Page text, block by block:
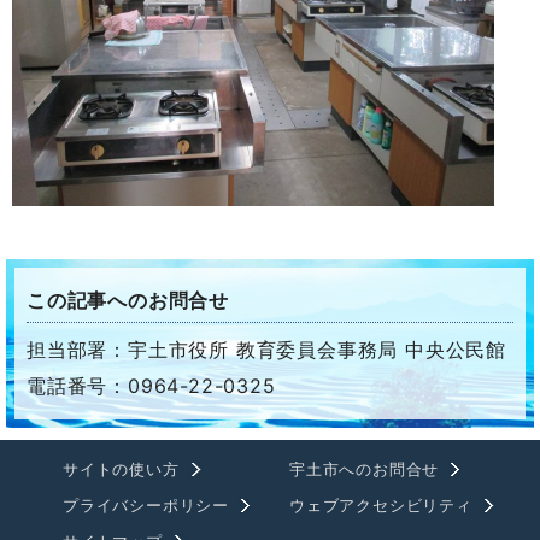
この記事へのお問合せ
担当部署：宇土市役所 教育委員会事務局 中央公民館
電話番号：0964-22-0325
サイトの使い方
宇土市へのお問合せ
プライバシーポリシー
ウェブアクセシビリティ